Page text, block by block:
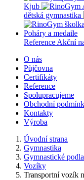
Kjub
dětská gymnastika
Poháry a medaile
Reference Akční
O nás
Půjčovna
Certifikáty
Reference
Spolupracujeme
Obchodní
Kontakty
Výroba
Úvodní strana
Gymnastika
Gymnastické
Vozíky
Transportní vozík